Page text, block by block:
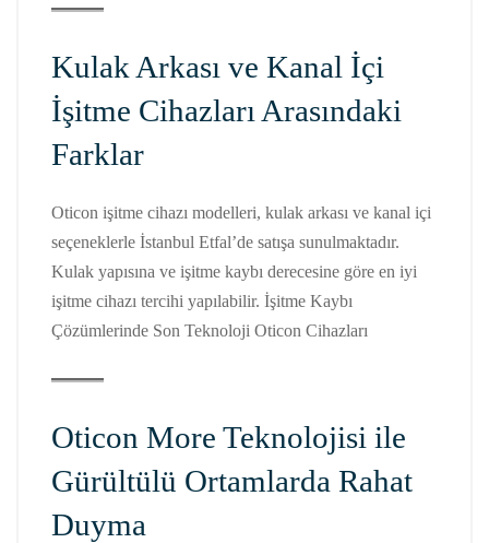
Kulak Arkası ve Kanal İçi
İşitme Cihazları Arasındaki
Farklar
Oticon işitme cihazı modelleri, kulak arkası ve kanal içi
seçeneklerle İstanbul Etfal’de satışa sunulmaktadır.
Kulak yapısına ve işitme kaybı derecesine göre en iyi
işitme cihazı tercihi yapılabilir. İşitme Kaybı
Çözümlerinde Son Teknoloji Oticon Cihazları
Oticon More Teknolojisi ile
Gürültülü Ortamlarda Rahat
Duyma